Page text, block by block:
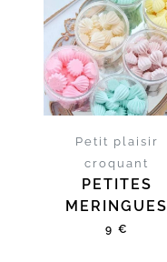
D'INFOS
Petit plaisir
croquant
PETITES
MERINGUES
9 €